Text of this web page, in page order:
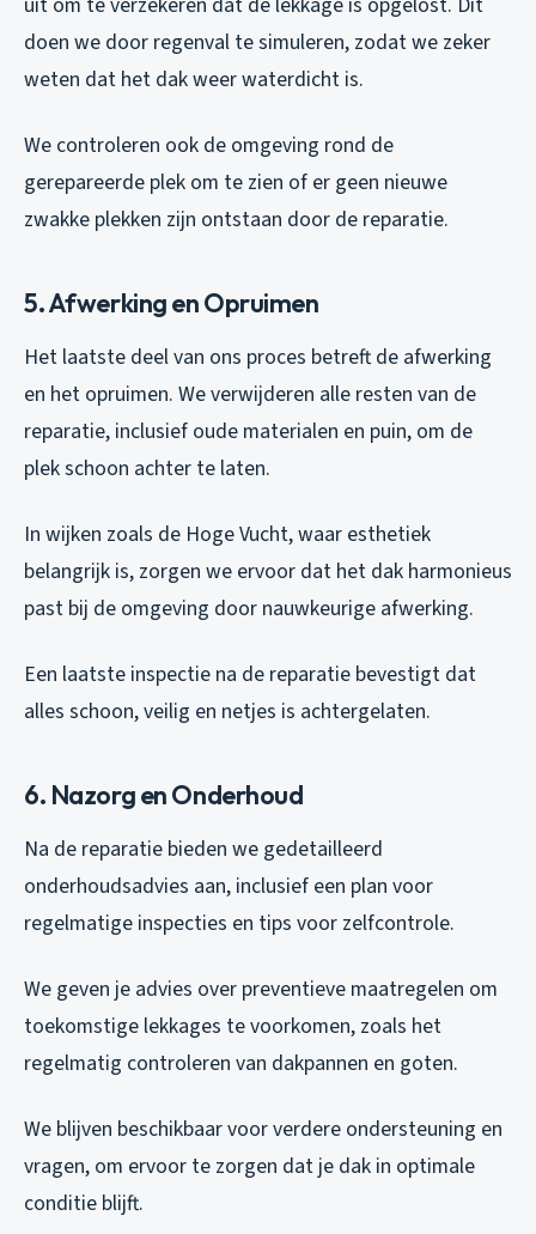
doen we door regenval te simuleren, zodat we zeker
weten dat het dak weer waterdicht is.
We controleren ook de omgeving rond de
gerepareerde plek om te zien of er geen nieuwe
zwakke plekken zijn ontstaan door de reparatie.
5. Afwerking en Opruimen
Het laatste deel van ons proces betreft de afwerking
en het opruimen. We verwijderen alle resten van de
reparatie, inclusief oude materialen en puin, om de
plek schoon achter te laten.
In wijken zoals de Hoge Vucht, waar esthetiek
belangrijk is, zorgen we ervoor dat het dak harmonieus
past bij de omgeving door nauwkeurige afwerking.
Een laatste inspectie na de reparatie bevestigt dat
alles schoon, veilig en netjes is achtergelaten.
6. Nazorg en Onderhoud
Na de reparatie bieden we gedetailleerd
onderhoudsadvies aan, inclusief een plan voor
regelmatige inspecties en tips voor zelfcontrole.
We geven je advies over preventieve maatregelen om
toekomstige lekkages te voorkomen, zoals het
regelmatig controleren van dakpannen en goten.
We blijven beschikbaar voor verdere ondersteuning en
vragen, om ervoor te zorgen dat je dak in optimale
conditie blijft.